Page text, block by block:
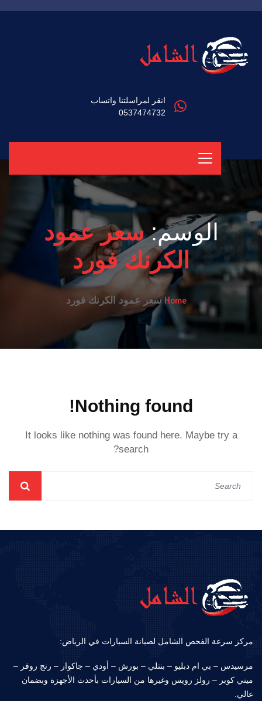
انقر لمراسلتنا واتساب
0537474732
الوسم:سعر عمود
الكرنك فورد
Homeسعر عمود الكرنك فورد
Nothing found!
It looks like nothing was found here. Maybe try a
search?
مركز سرعة الفحص الشامل لصيانة السيارات في الرياض:
مرسيدس – بي ام دبليو – بنتلي – بورش – أودي – جاكوار – رنج روفر –
ميني كوبر – رولز رويس وغيرها من السيارات بأحدث الأجهزة وبضمان
عالي.